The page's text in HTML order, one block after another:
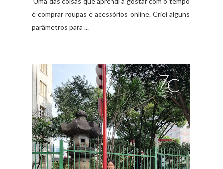
é comprar roupas e acessórios online. Criei alguns
parâmetros para ...